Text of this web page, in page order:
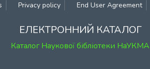
Privacy policy End User Agreement
ЕЛЕКТРОННИЙ КАТАЛОГ
Каталог Наукової бібліотеки НаУКМА